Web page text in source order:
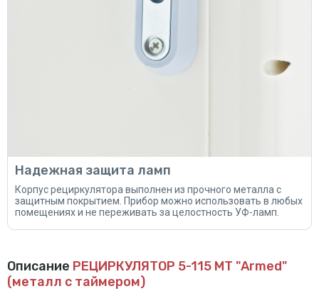
Надежная защита ламп
Корпус рециркулятора выполнен из прочного металла с
защитным покрытием. Прибор можно использовать в любых
помещениях и не переживать за целостность УФ-ламп.
Описание РЕЦИРКУЛЯТОР 5-115 МТ "Armed"
(металл с таймером)